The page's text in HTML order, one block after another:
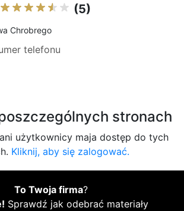
(5)
Chrobrego
telefonu
stronach
użytkownicy maja dostęp do tych
Kliknij, aby się zalogować.
To Twoja firma?
Sprawdź jak odebrać materiały